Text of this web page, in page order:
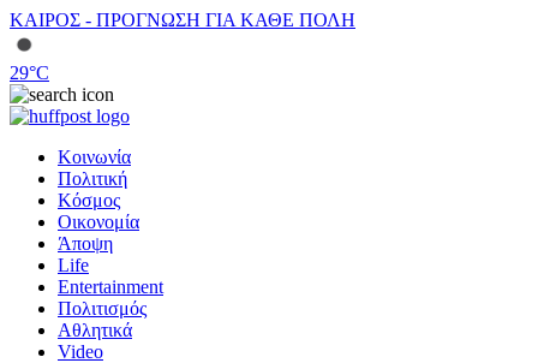
ΚΑΙΡΟΣ - ΠΡΟΓΝΩΣΗ ΓΙΑ ΚΑΘΕ ΠΟΛΗ
29°C
Κοινωνία
Πολιτική
Κόσμος
Οικονομία
Άποψη
Life
Entertainment
Πολιτισμός
Αθλητικά
Video